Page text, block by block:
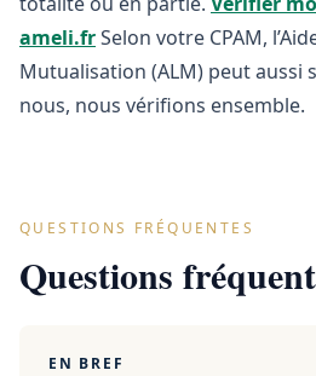
ameli.frSelon votre CPAM,
Mutualisation (ALM) peut aussi
nous, nous vérifions ensemble.
QUESTIONS FRÉQUENTES
Questions
EN BREF